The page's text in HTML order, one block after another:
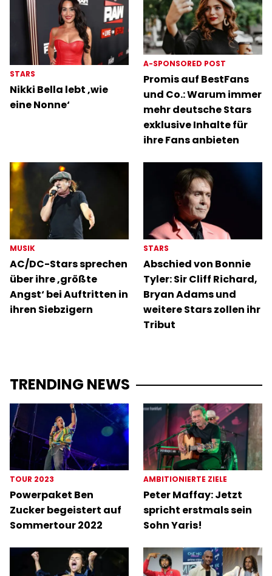
STARS
Nikki Bella lebt ‚wie
eine Nonne‘
A-SPONSORED POST
Promis auf BestFans
und Co.: Warum immer
mehr deutsche Stars
exklusive Inhalte für
ihre Fans anbieten
MUSIK
AC/DC-Stars sprechen
über ihre ‚größte
Angst‘ bei Auftritten in
ihren Siebzigern
STARS
Abschied von Bonnie
Tyler: Sir Cliff Richard,
Bryan Adams und
weitere Stars zollen ihr
Tribut
TRENDING NEWS
TOUR 2023
Powerpaket Ben
Zucker begeistert auf
Sommertour 2022
AMBITIONIERTE ZIELE
Peter Maffay: Jetzt
spricht erstmals sein
Sohn Yaris!